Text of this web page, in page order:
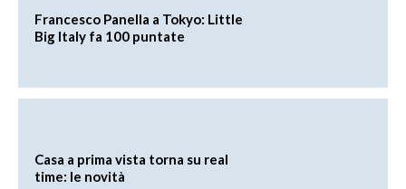
Francesco Panella a Tokyo: Little
Big Italy fa 100 puntate
Casa a prima vista torna su real
time: le novità